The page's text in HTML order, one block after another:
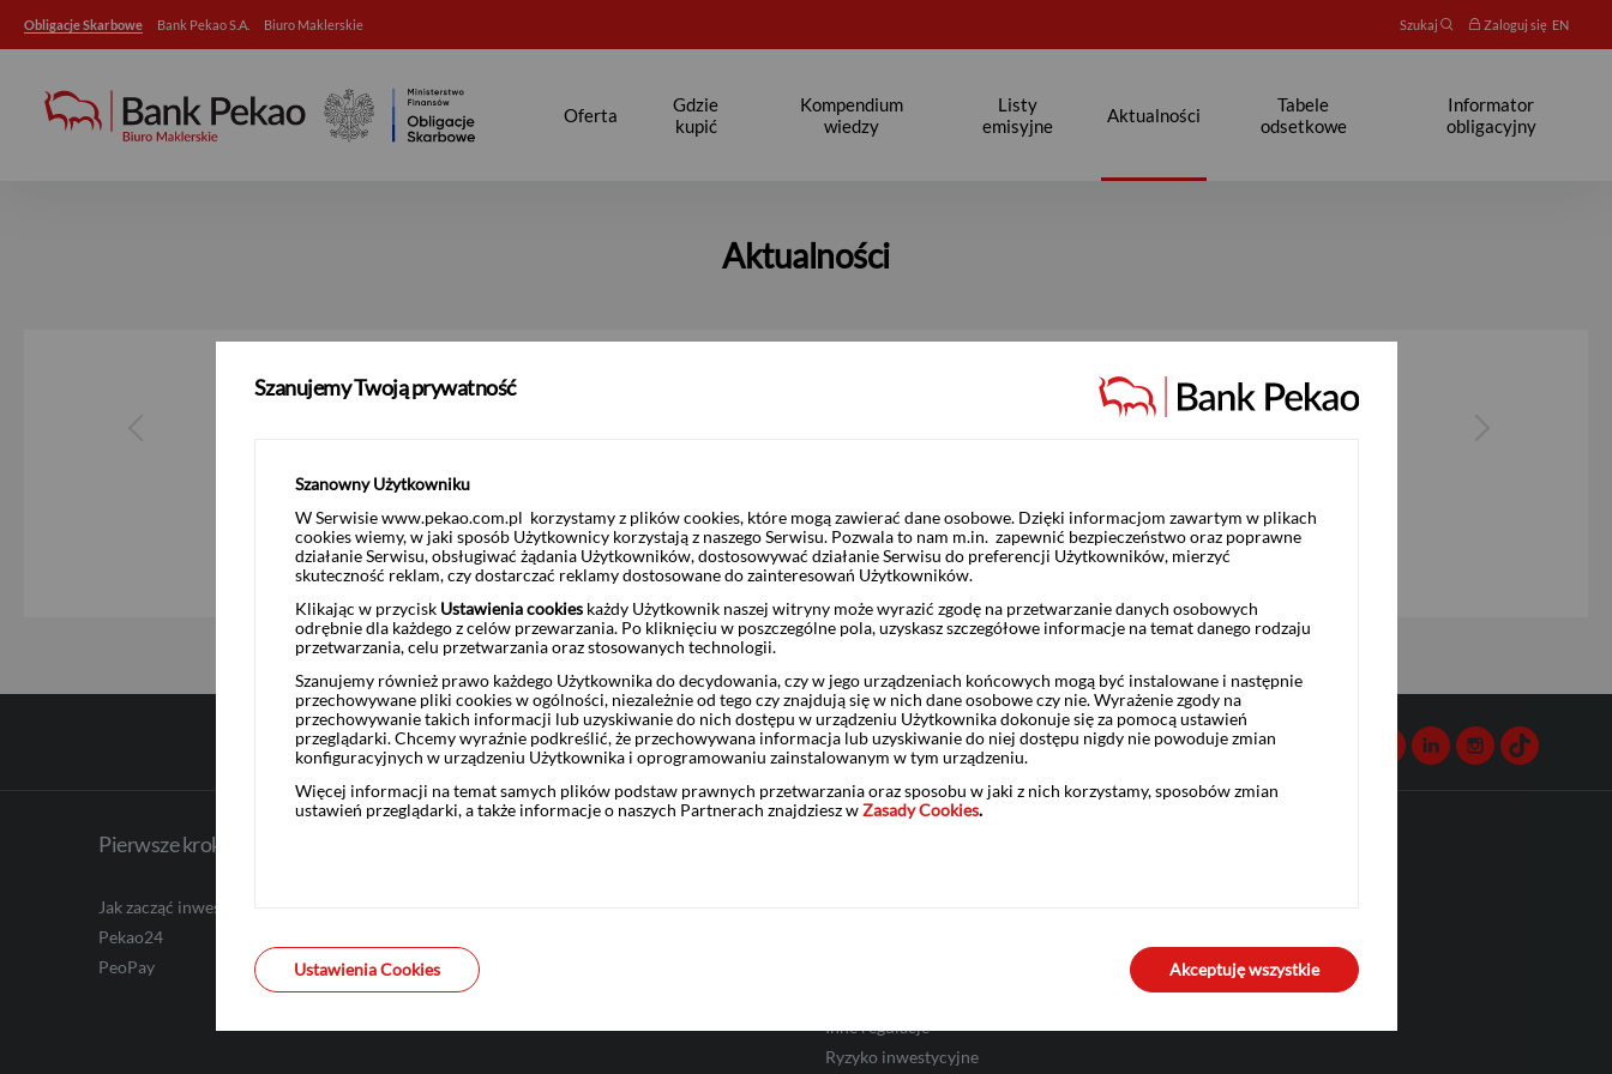
Obligacje Skarbowe Bank Pekao S.A. Biuro Maklerskie Szukaj Zaloguj się EN
Oferta
Gdzie
kupić
Kompendium
wiedzy
Listy
emisyjne
Aktualności
Tabele
odsetkowe
Informator
obligacyjny
Aktualności
Archiwum Gdzie kupić Napisz do nas FacebookTwitterYoutubeLinkedinInstagram
TikTok
Pierwsze kroki
Jak zacząć inwestować
Pekao24
PeoPay
Biuro Prasowe
Inne regulacje
Ryzyko inwestycyjne
Szanujemy Twoją prywatność
Szanowny Użytkowniku
W Serwisie www.pekao.com.pl korzystamy z plików cookies, które mogą zawierać dane osobowe. Dzięki informacjom zawartym w plikach
cookies wiemy, w jaki sposób Użytkownicy korzystają z naszego Serwisu. Pozwala to nam m.in. zapewnić bezpieczeństwo oraz poprawne
działanie Serwisu, obsługiwać żądania Użytkowników, dostosowywać działanie Serwisu do preferencji Użytkowników, mierzyć
skuteczność reklam, czy dostarczać reklamy dostosowane do zainteresowań Użytkowników.
Klikając w przycisk Ustawienia cookies każdy Użytkownik naszej witryny może wyrazić zgodę na przetwarzanie danych osobowych
odrębnie dla każdego z celów przewarzania. Po kliknięciu w poszczególne pola, uzyskasz szczegółowe informacje na temat danego rodzaju
przetwarzania, celu przetwarzania oraz stosowanych technologii.
Szanujemy również prawo każdego Użytkownika do decydowania, czy w jego urządzeniach końcowych mogą być instalowane i następnie
przechowywane pliki cookies w ogólności, niezależnie od tego czy znajdują się w nich dane osobowe czy nie. Wyrażenie zgody na
przechowywanie takich informacji lub uzyskiwanie do nich dostępu w urządzeniu Użytkownika dokonuje się za pomocą ustawień
przeglądarki. Chcemy wyraźnie podkreślić, że przechowywana informacja lub uzyskiwanie do niej dostępu nigdy nie powoduje zmian
konfiguracyjnych w urządzeniu Użytkownika i oprogramowaniu zainstalowanym w tym urządzeniu.
Więcej informacji na temat samych plików podstaw prawnych przetwarzania oraz sposobu w jaki z nich korzystamy, sposobów zmian
ustawień przeglądarki, a także informacje o naszych Partnerach znajdziesz wZasady Cookies.
Ustawienia Cookies Akceptuję wszystkie